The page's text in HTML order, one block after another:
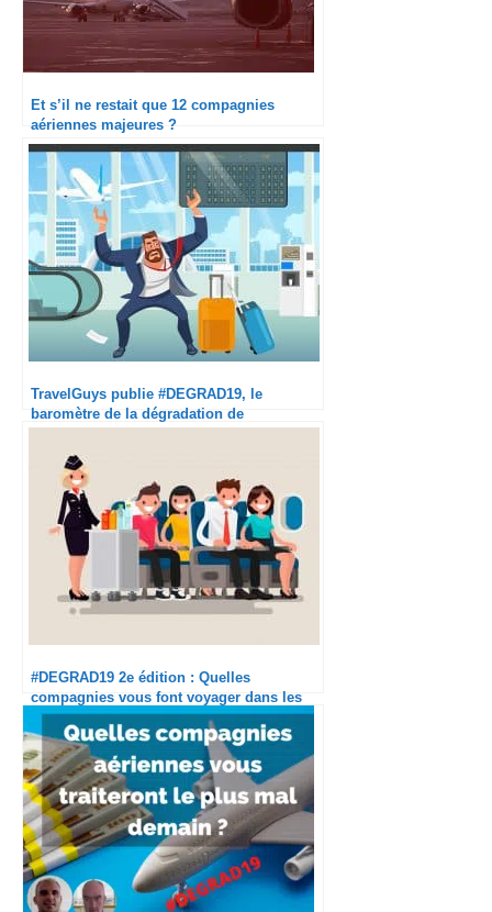
Et s’il ne restait que 12 compagnies
aériennes majeures ?
TravelGuys publie #DEGRAD19, le
baromètre de la dégradation de
#DEGRAD19 2e édition : Quelles
compagnies vous font voyager dans les
meilleures conditions cet été ?